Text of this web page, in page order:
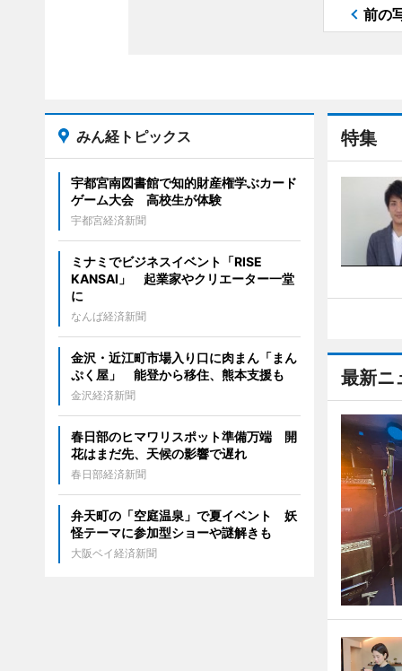
前の
特集
最新ニ
みん経トピックス
宇都宮南図書館で知的財産権学ぶカード
ゲーム大会 高校生が体験
宇都宮経済新聞
ミナミでビジネスイベント「RISE
KANSAI」 起業家やクリエーター一堂
に
なんば経済新聞
金沢・近江町市場入り口に肉まん「まん
ぷく屋」 能登から移住、熊本支援も
金沢経済新聞
春日部のヒマワリスポット準備万端 開
花はまだ先、天候の影響で遅れ
春日部経済新聞
弁天町の「空庭温泉」で夏イベント 妖
怪テーマに参加型ショーや謎解きも
大阪ベイ経済新聞